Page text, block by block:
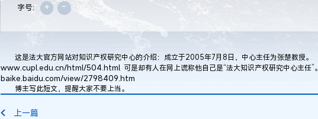
字号: + -
这是法大官方网站对知识产权研究中心的介绍：成立于2005年7月8日，中心主任为张楚教授。
www.cupl.edu.cn/html/504.html 可是却有人在网上谎称他自己是“法大知识产权研究中心主任”。
baike.baidu.com/view/2798409.htm
博主写此短文，提醒大家不要上当。
上一篇